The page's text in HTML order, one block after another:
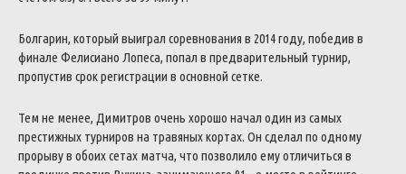
Болгарин, который выиграл соревнования в 2014году, победив в
финале Фелисиано Лопеса, попал в предварительный турнир,
пропустив срокрегистрации в основной сетке.
Тем не менее, Димитров очень хорошо начал один из самых
престижных турниров на травяныхкортах. Он сделал по одному
прорывув обоихсетах матча, что позволило емуотличиться в